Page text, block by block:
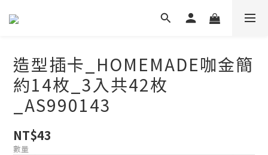
造型插卡_HOMEMADE咖金簡
約14枚_3入共42枚
_AS990143
NT$43
數量